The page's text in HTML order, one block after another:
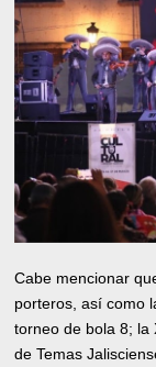
Cabe mencionar
porteros, así como
torneo de bola 8; la
de Temas